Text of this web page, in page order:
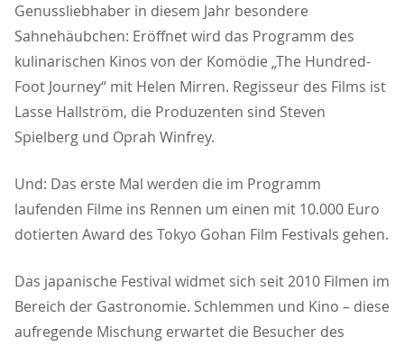
Genussliebhaber in diesem Jahr besondere
Sahnehäubchen: Eröffnet wird das Programm des
kulinarischen Kinos von der Komödie „The Hundred-
Foot Journey“ mit Helen Mirren. Regisseur des Films ist
Lasse Hallström, die Produzenten sind Steven
Spielberg und Oprah Winfrey.
Und: Das erste Mal werden die im Programm
laufenden Filme ins Rennen um einen mit 10.000 Euro
dotierten Award des Tokyo Gohan Film Festivals gehen.
Das japanische Festival widmet sich seit 2010 Filmen im
Bereich der Gastronomie. Schlemmen und Kino – diese
aufregende Mischung erwartet die Besucher des